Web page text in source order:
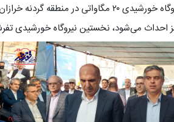
و جمعی از مسئولان استانی انجام شد.
نخستین نیروگاه خورشیدی تفرش به شمار می‌رود و با